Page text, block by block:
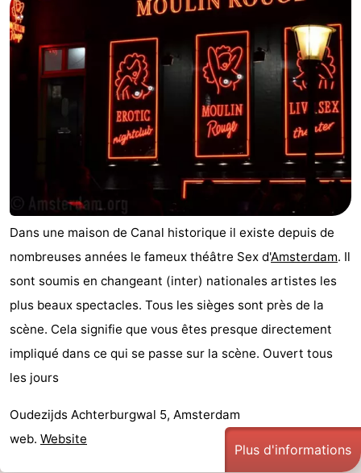
Grands
Magasins
Faire
Événements
Spécial
Capitale
rouge
Histoire
de
Places
Parties
Dans une maison de Canal historique il existe depuis de
nombreuses années le fameux théâtre Sex d'Amsterdam. Il
sont soumis en changeant (inter) nationales artistes les
plus beaux spectacles. Tous les sièges sont près de la
scène. Cela signifie que vous êtes presque directement
impliqué dans ce qui se passe sur la scène. Ouvert tous
les jours
Oudezijds Achterburgwal 5, Amsterdam
web. Website
Plus d'informations